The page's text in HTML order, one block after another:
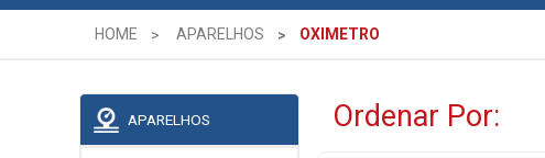
HOME APARELHOS OXIMETRO
APARELHOS Ordenar Por:
EXCLUSIVAS.